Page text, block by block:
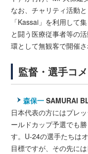
なお、チャリティ活動
「Kassai」を利用して
と闘う医療従事者等の
環として無観客で開催さ
監督・選手コ
森保一 SAMURAI
日本代表の方にはプレ
ールドカップ予選でも
す。U-24の選手たちは
目標ですが、その先に